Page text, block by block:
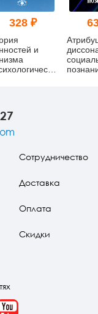
328 ₽
и
Сотрудничество
Доставка
Оплата
Скидки